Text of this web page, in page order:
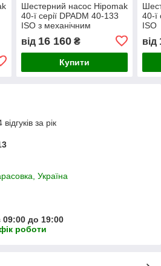
Шестерний насос Hipomak
40-ї серії DPADM 40-133
ISO з механічним
від 16 160₴
Купити
40-ї
ISO
від
за рік
Україна
09:00 до 19:00
роботи